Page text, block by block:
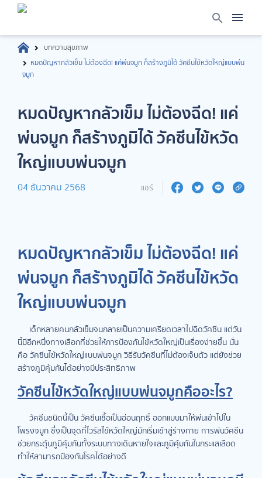
บทความสุขภาพ
หมดปัญหากลัวเข็ม ไม่ต้องฉีด! แค่พ่นจมูก ก็สร้างภูมิได้ วัคซีนไข้หวัดใหญ่แบบพ่น
จมูก
หมดปัญหากลัวเข็ม ไม่ต้องฉีด! แค่
พ่นจมูก ก็สร้างภูมิได้ วัคซีนไข้หวัด
ใหญ่แบบพ่นจมูก
04 ธันวาคม 2568 แชร์
หมดปัญหากลัวเข็ม ไม่ต้องฉีด! แค่
พ่นจมูก ก็สร้างภูมิได้ วัคซีนไข้หวัด
ใหญ่แบบพ่นจมูก
เด็กหลายคนกลัวเข็มจนกลายเป็นความเครียดเวลาไปฉีดวัคซีน แต่วัน
นี้มีอีกหนึ่งทางเลือกที่ช่วยให้การป้องกันไข้หวัดใหญ่เป็นเรื่องง่ายขึ้น นั่น
คือ วัคซีนไข้หวัดใหญ่แบบพ่นจมูก วิธีรับวัคซีนที่ไม่ต้องเจ็บตัว แต่ยังช่วย
สร้างภูมิคุ้มกันได้อย่างมีประสิทธิภาพ
วัคซีนไข้หวัดใหญ่แบบพ่นจมูกคืออะไร?
วัคซีนชนิดนี้เป็น วัคซีนเชื้อเป็นอ่อนฤทธิ์ ออกแบบมาให้พ่นเข้าไปใน
โพรงจมูก ซึ่งเป็นจุดที่ไวรัสไข้หวัดใหญ่มักเริ่มเข้าสู่ร่างกาย การพ่นวัคซีน
ช่วยกระตุ้นภูมิคุ้มกันทั้งระบบทางเดินหายใจและภูมิคุ้มกันในกระแสเลือด
ทำให้สามารถป้องกันโรคได้อย่างดี